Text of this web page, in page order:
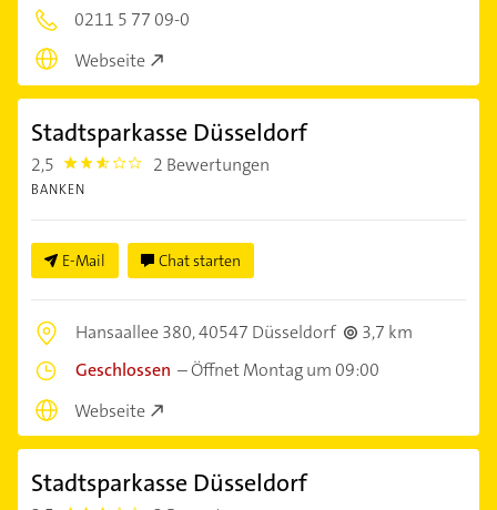
0211 5 77 09-0
Webseite
Stadtsparkasse Düsseldorf
2,5 2.5 2 Bewertungen
BANKEN
E-Mail Chat starten
Hansaallee 380,40547 Düsseldorf
3,7 km
Geschlossen –Öffnet Montag um 09:00
Webseite
Stadtsparkasse Düsseldorf